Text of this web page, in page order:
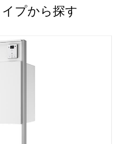
プから探す